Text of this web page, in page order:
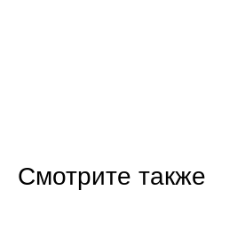
Смотрите также